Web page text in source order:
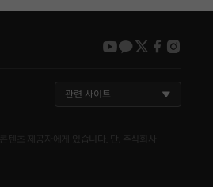
youtube
kakao
twitter
관련 사이트
츠 제공자에게 있습니다. 단, 주식회사